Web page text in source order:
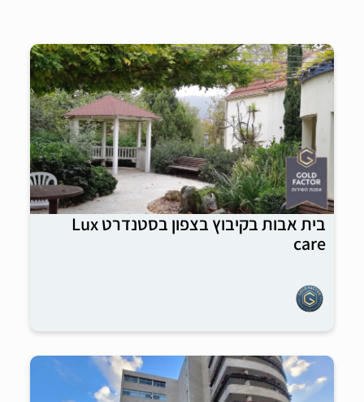
בית אבות בקיבוץ בצפון בסטנדרט Lux
care